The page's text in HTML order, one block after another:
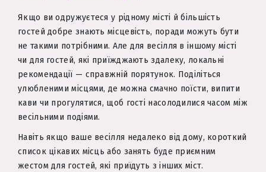
Якщо ви одружуєтеся у рідному місті й більшість
гостей добре знають місцевість, поради можуть бути
не такими потрібними. Але для весілля в іншому місті
чи для гостей, які приїжджають здалеку, локальні
рекомендації — справжній порятунок. Поділіться
улюбленими місцями, де можна смачно поїсти, випити
кави чи прогулятися, щоб гості насолодилися часом між
весільними подіями.
Навіть якщо ваше весілля недалеко від дому, короткий
список цікавих місць або занять буде приємним
жестом для гостей, які приїдуть з інших міст.